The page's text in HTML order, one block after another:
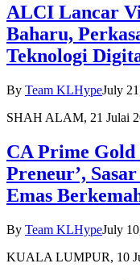
ALCI Lancar
Baharu,
Teknologi
By Team KLHypeJuly
SHAH ALAM, 21 Julai
CA Prime
Preneur’,
Emas
By Team KLHypeJuly
KUALA LUMPUR, 10